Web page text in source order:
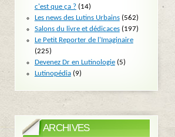
c'est que ça ?(14)
Les news des Lutins Urbains(562)
Salons du livre et dédicaces(197)
Le Petit Reporter de l'Imaginaire
(225)
Devenez Dr en Lutinologie(5)
Lutinopédia(9)
ARCHIVES